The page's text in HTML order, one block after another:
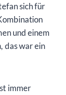
sich für
und einem
das war ein
immer